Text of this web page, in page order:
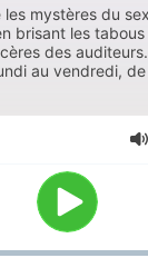
mystères du
brisant les tabous
des
au vendredi,